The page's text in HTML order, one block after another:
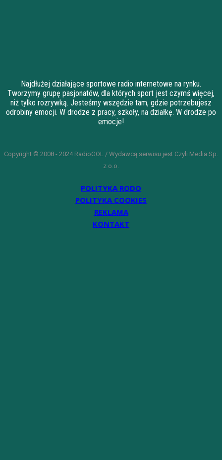
Najdłużej działające sportowe radio internetowe na rynku.
Tworzymy grupę pasjonatów, dla których sport jest czymś więcej,
niż tylko rozrywką. Jesteśmy wszędzie tam, gdzie potrzebujesz
odrobiny emocji. W drodze z pracy, szkoły, na działkę. W drodze po
emocje!
Copyright © 2008 - 2024 RadioGOL / Wydawcą serwisu jest Czyli Media Sp.
z o.o.
POLITYKA RODO
POLITYKA COOKIES
REKLAMA
KONTAKT